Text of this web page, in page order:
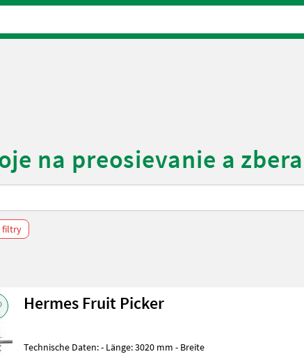
na preosievanie a
filtry
Hermes Fruit Picker
Technische Daten: - Länge: 3020 mm - Breite